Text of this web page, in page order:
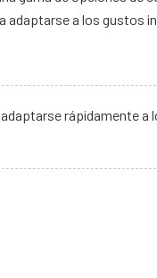
adaptarse a los gustos
rápidamente a